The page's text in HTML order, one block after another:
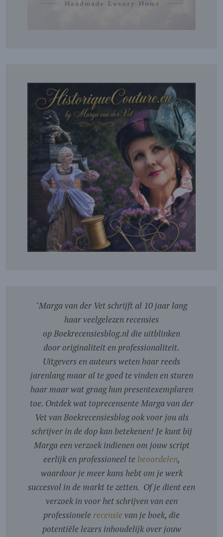
"Marga van der Vet schrijft al 10 jaar lang
haar veelgelezen recensies
op Boekrecensiesblog.nl die uitblinken
door originaliteit en professionaliteit.
Uitgevers en auteurs weten haar reeds
jarenlang maar al te goed te vinden en sturen
haar maar wat graag hun presentexemplaren
toe. Ontdek wat toprecensente Marga van der
Vet van Boekrecensiesblog ook voor jou als
schrijver in de dop kan betekenen! Je kunt bij
Marga een verzoek indienen om jouw script
eerlijk en professioneel te beoordelen,
waardoor je meer kans hebt om je werk
succesvol in de markt te zetten. Of je dient een
verzoek in voor het schrijven van een
professionele recensievan je boek, die
potentiële lezers inhoudelijk over jouw